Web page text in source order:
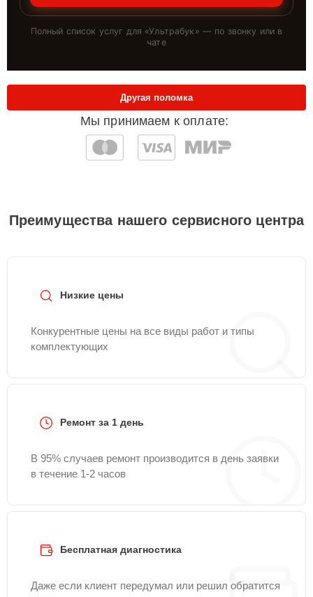
Полный список услуг для «Ультрабук » — по звонку или в
чате
Мы принимаем к оплате:
Другая поломка
Преимущества нашего сервисного центра
Низкие цены
Конкурентные цены на все виды работ и типы
комплектующих
Ремонт за 1 день
В 95% случаев ремонт производится в день заявки
в течение 1-2 часов
Бесплатная диагностика
Даже если клиент передумал или решил обратится